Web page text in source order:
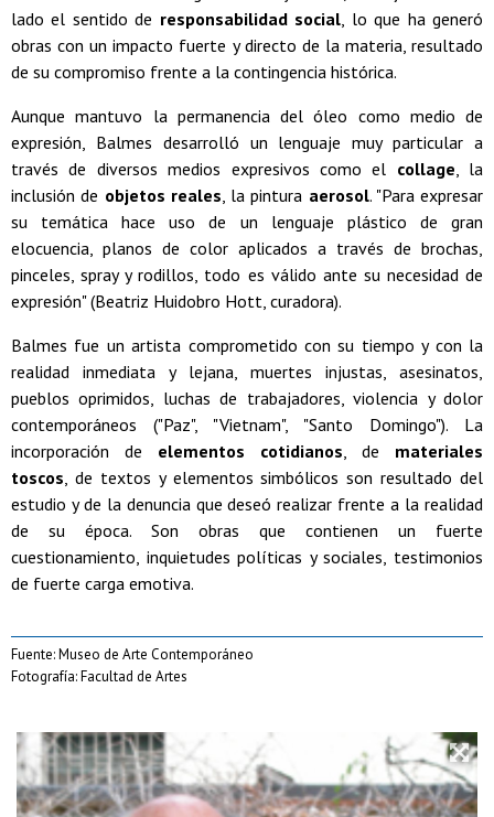
lado el sentido de responsabilidad social, lo que ha generó
obras con un impacto fuerte y directo de la materia, resultado
de su compromiso frente a la contingencia histórica.
Aunque mantuvo la permanencia del óleo como medio de
expresión, Balmes desarrolló un lenguaje muy particular a
través de diversos medios expresivos como el collage, la
inclusión de objetos reales, la pintura aerosol. "Para expresar
su temática hace uso de un lenguaje plástico de gran
elocuencia, planos de color aplicados a través de brochas,
pinceles, spray y rodillos, todo es válido ante su necesidad de
expresión" (Beatriz Huidobro Hott, curadora).
Balmes fue un artista comprometido con su tiempo y con la
realidad inmediata y lejana, muertes injustas, asesinatos,
pueblos oprimidos, luchas de trabajadores, violencia y dolor
contemporáneos ("Paz", "Vietnam", "Santo Domingo"). La
incorporación de elementos cotidianos, de materiales
toscos, de textos y elementos simbólicos son resultado del
estudio y de la denuncia que deseó realizar frente a la realidad
de su época. Son obras que contienen un fuerte
cuestionamiento, inquietudes políticas y sociales, testimonios
de fuerte carga emotiva.
Fuente: Museo de Arte Contemporáneo
Fotografía: Facultad de Artes